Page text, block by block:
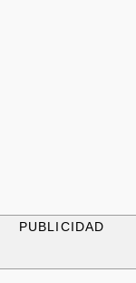
PUBLICIDAD